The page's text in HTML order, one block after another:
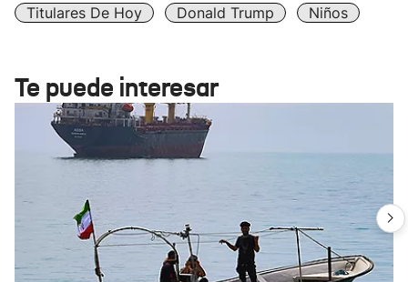
Titulares De Hoy
Donald Trump Niños
Te puede interesar